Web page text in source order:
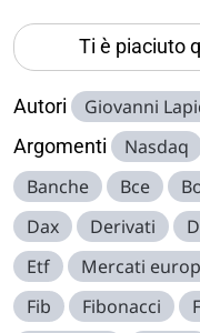
Ti è piaciuto
Autori Giovanni
Argomenti Nasdaq
Banche
Bce
Dax
Derivati
Etf
Mercati
Fib
Fibonacci